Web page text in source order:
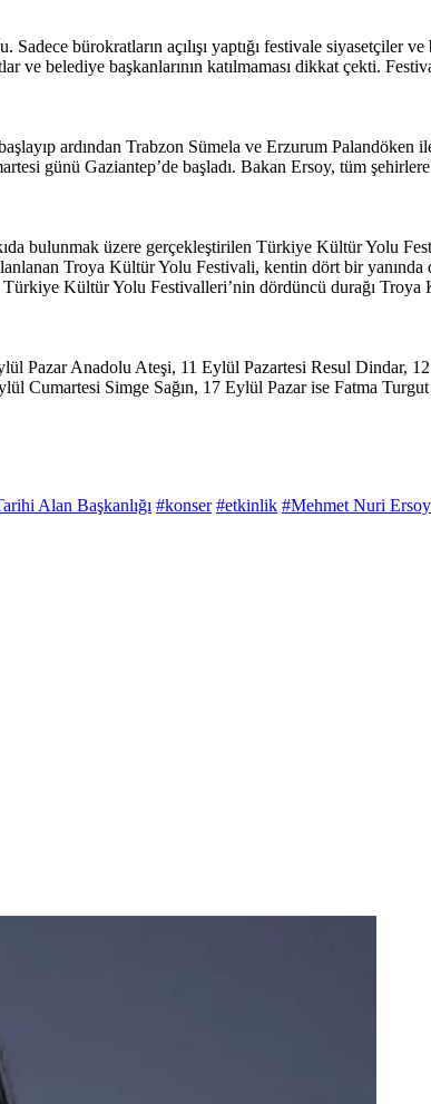
bürokratların açılışı yaptığı festivale siyasetçiler
ve belediye başkanlarının katılmaması dikkat çekti.
ardından Trabzon Sümela ve Erzurum
günü Gaziantep’de başladı. Bakan Ersoy, tüm
bulunmak üzere gerçekleştirilen Türkiye Kültür Yolu
Troya Kültür Yolu Festivali, kentin dört bir yanında
Kültür Yolu Festivalleri’nin dördüncü durağı Troya
Pazar Anadolu Ateşi, 11 Eylül Pazartesi Resul
Cumartesi Simge Sağın, 17 Eylül Pazar ise Fatma Turgut
Alan Başkanlığı #konser #etkinlik #Mehmet Nuri Ersoy